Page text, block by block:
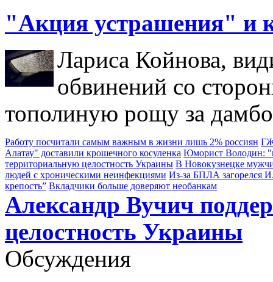
"Акция устрашения" и
Лариса Койнова,
обвинений со
тополиную рощу за
Работу посчитали самым важным в жизни лишь 2% россиян
Алатау" доставили крошечного косуленка Юморист Володин:
территориальную целостность Украины В Новокузнецке
людей с хроническими неинфекциями Из-за БПЛА загорелся
крепость” Вкладчики больше доверяют необанкам
Александр Вучич
целостность Украины
Обсуждения